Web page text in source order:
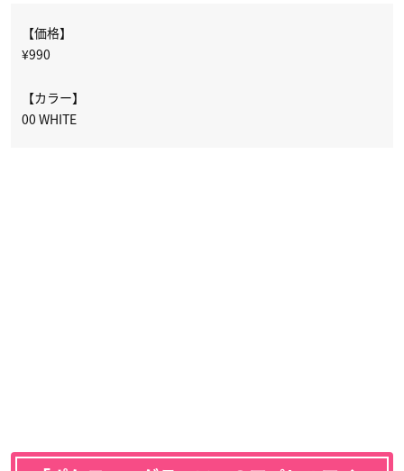
【価格】
¥990
【カラー】
00 WHITE